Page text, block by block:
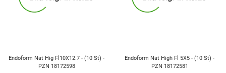
Endoform Nat Hig Fl10X12.7 - (10 St) -
PZN 18172598
Endoform Nat High Fl 5X5 - (10 St) -
PZN 18172581